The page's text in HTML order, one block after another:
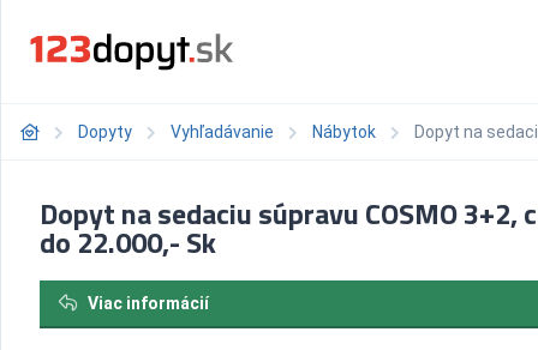
Dopyty Vyhľadávanie Nábytok Dopyt na
Dopyt na sedaciu súpravu COSMO 3+2,
do 22.000,- Sk
Viac informácií